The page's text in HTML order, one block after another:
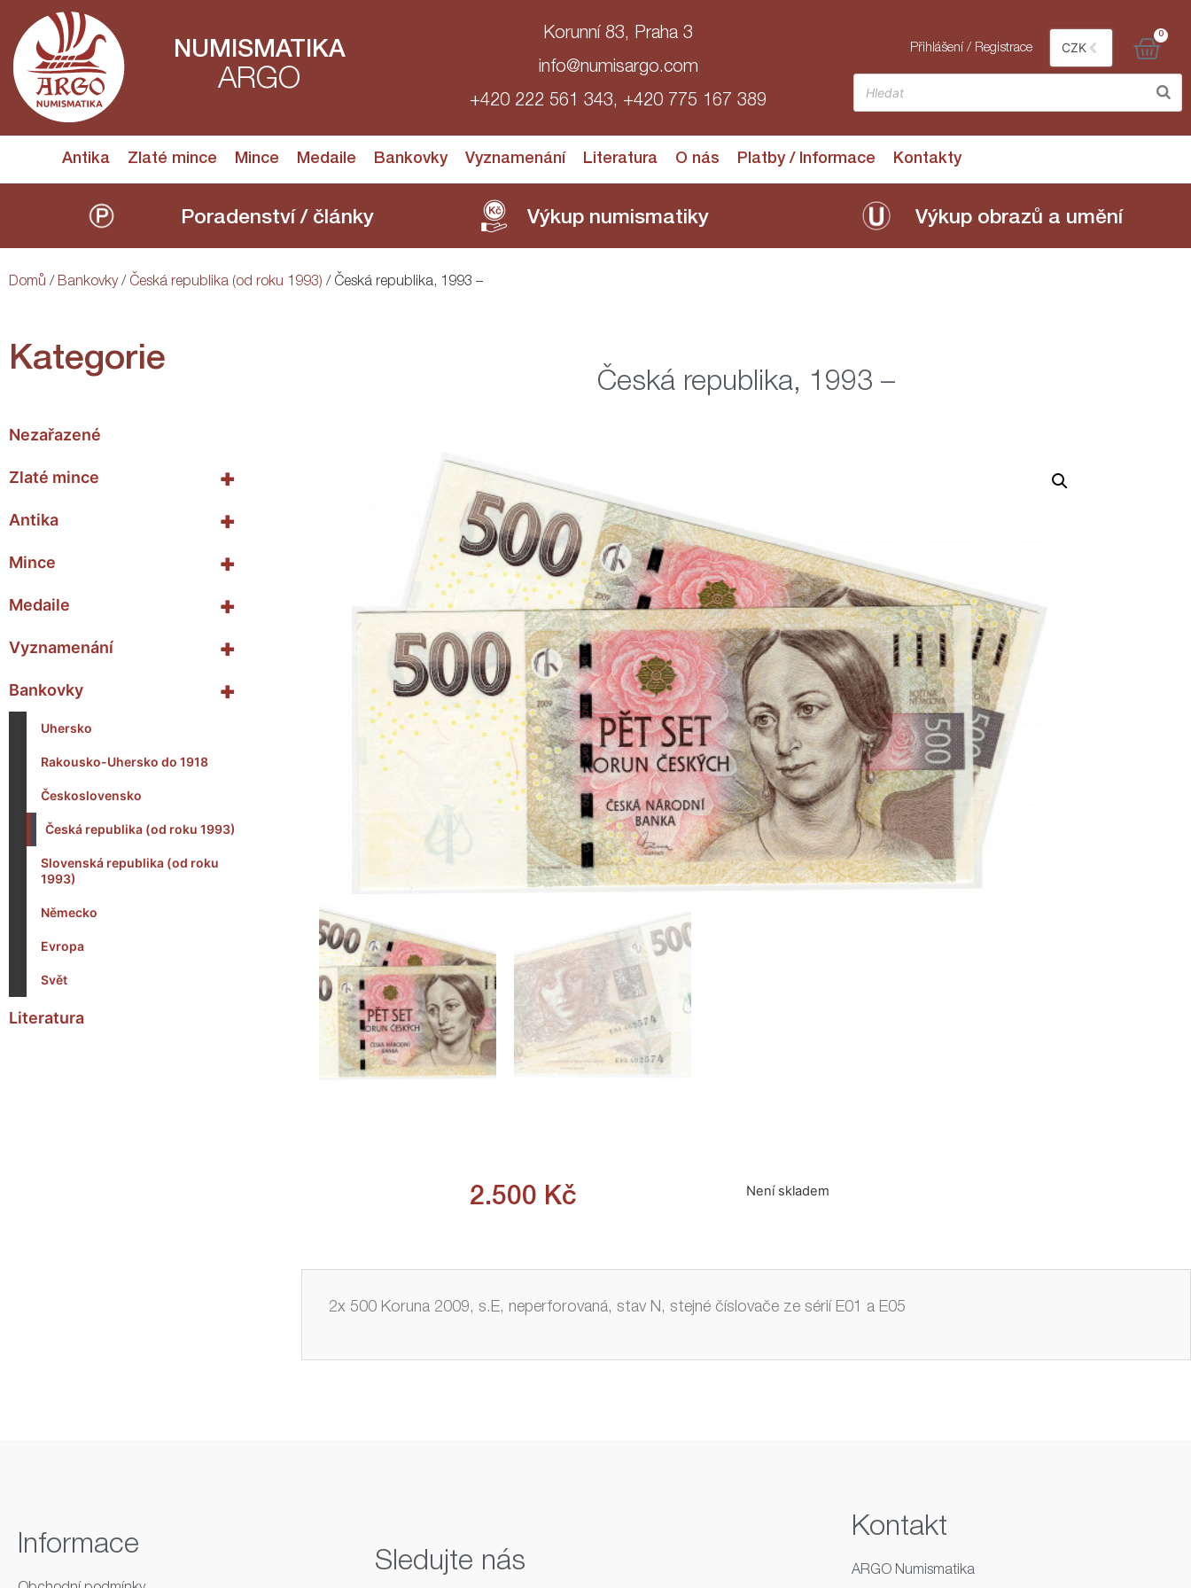
NUMISMATIKA
ARGO
Korunní 83, Praha 3
info@numisargo.com
+420 222 561 343, +420 775 167 389
Přihlášení / Registrace CZK
0
Antika Zlaté mince Mince Medaile Bankovky Vyznamenání Literatura O nás Platby / Informace Kontakty
Poradenství / články Výkup numismatiky Výkup obrazů a umění
Domů / Bankovky/ Česká republika (od roku 1993) / Česká republika, 1993 –
Kategorie
Nezařazené
+
Zlaté mince
+
Antika
+
Mince
+
Medaile
+
Vyznamenání
+
Bankovky
Uhersko
Rakousko-Uhersko do 1918
Československo
Česká republika (od roku 1993)
Slovenská republika (od roku
1993)
Německo
Evropa
Svět
Literatura
Česká republika, 1993 –
2.500 Kč Není skladem
2x 500 Koruna 2009, s.E, neperforovaná, stav N, stejné číslovače ze sérií E01 a E05
Informace
Sledujte nás
Kontakt
ARGO Numismatika